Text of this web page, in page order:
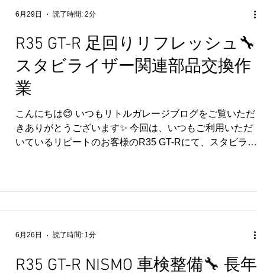
た。 このような症状は、定期的な点検を行うことで早期
切なメンテナンスの一つです👍 リトルガレージでは、お
車の状態をしっかり確認したうえで、一台一台に合わせ
た最適なご提案を心掛けております😊 【📸】 この度もご
依頼いただき、誠にありがとうございました😊 リトルガ
レージでは、R35 GT-Rの点検・メンテナンス・修理・カ
スタムまで幅広く対応しております🔧✨..
R35 GT-R 足回りリフレッシュ🔧
スタビライザー関連部品交換作
業
こんにちは😊 いつもリトルガレージブログをご覧いただ
きありがとうございます✨ 今回は、いつもご利用いただ
いているリピートのお客様のR35 GT-Rにて、スタビライ
た🔧 これらの部品は足回りの重要な構成部品で、コーナ
っています✨ 長年の使用や走行距離の増加により、ブッ
シュの劣化やスタビリンクの摩耗が進むと、異音や乗り
心地の変化、ハンドリング性能の低下につながる場合が
6月29日 読了時間: 2分
R35 GT-R NISMO 車検整備🔧 長年
6月26日 読了時間: 1分